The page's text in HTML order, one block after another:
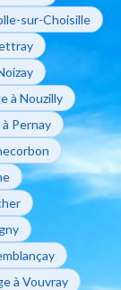
sur-Choisille
à Nouzilly
Pernay
à Vouvray